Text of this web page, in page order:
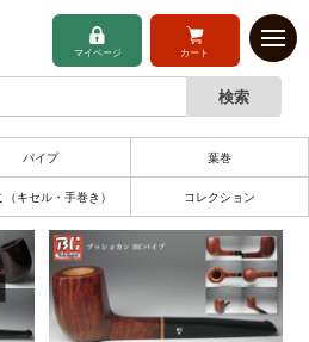
マイページ カート
パイプ 葉巻
（キセル・手巻き） コレクション